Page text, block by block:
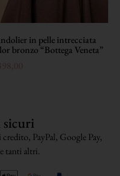
in pelle intrecciata
bronzo “Bottega Veneta”
sicuri
PayPal, Google Pay,
tanti altri.